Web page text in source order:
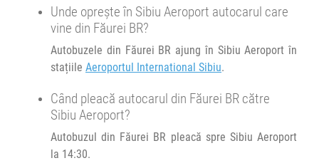
19:10 Brașov Sala sporturilor
Brașov Sala sporturilor
Minivan Trans Olteanu Tour :
02bis
Brașov Timișoara
Afiseaza itinerariu
Unde oprește în Sibiu Aeroport autocarul care
vine din Făurei BR?
Autobuzele din Făurei BR ajung în Sibiu Aeroport în
stațiile Aeroportul International Sibiu.
Când pleacă autocarul din Făurei BR către
Sibiu Aeroport?
Autobuzul din Făurei BR pleacă spre Sibiu Aeroport
la 14:30.